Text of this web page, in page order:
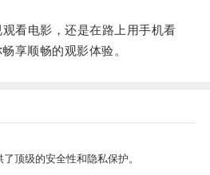
电影，还是在路上用手机看
享顺畅的观影体验。
顶级的安全性和隐私保护。